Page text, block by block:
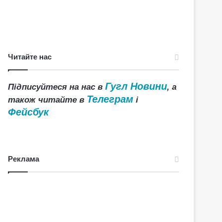
Читайте нас
Підписуйтеся на нас вГугл Новини, а
також читайте в Телеграм і
Фейсбук
Реклама